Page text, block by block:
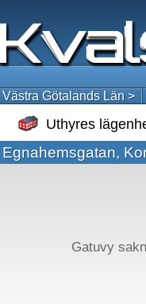
Västra Götalands Län >
Uthyres
Egnahemsgatan,
Gatuvy